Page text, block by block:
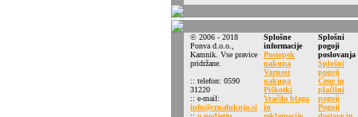
© 2006 - 2018
Ponva d.o.o.,
Kamnik. Vse pravice
pridržane.
:: telefon: 0590
31220
:: e-mail:
info@crnaluknja.si
Splošne
informacije
Postopek
nakupa
Varnost
nakupa
Piškotki
Vračilo blaga
in
Splošni
pogoji
poslovanja
Splošni
pogoji
Cene in
plačilni
pogoji
Pogoji